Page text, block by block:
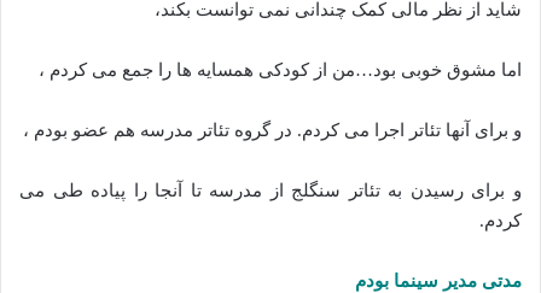
شاید از نظر مالی کمک چندانی نمی توانست بکند،
اما مشوق خوبی بود…من از کودکی همسایه ها را جمع می کردم ،
و برای آنها تئاتر اجرا می کردم. در گروه تئاتر مدرسه هم عضو بودم ،
و برای رسیدن به تئاتر سنگلج از مدرسه تا آنجا را پیاده طی می
کردم.
مدتی مدیر سینما بودم